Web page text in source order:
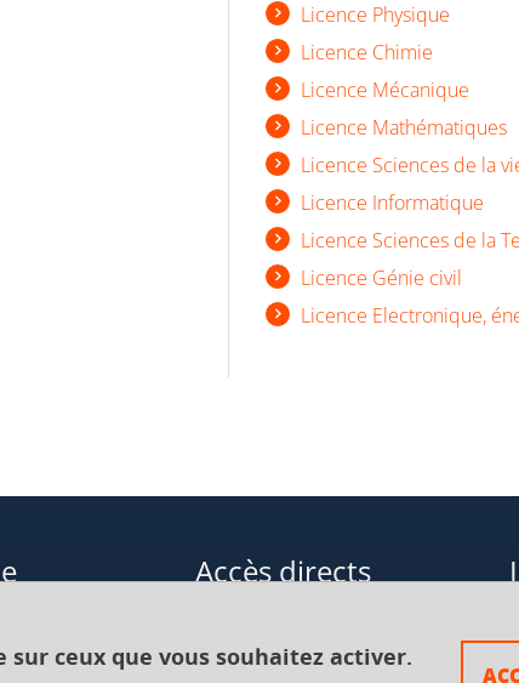
ceux que vous souhaitez activer.
Licence Physique
Licence Chimie
Licence Mécanique
Licence Mathématiques
Licence Sciences de la
Licence Informatique
Licence Sciences de la
Licence Génie civil
Licence Electronique,
Accès directs